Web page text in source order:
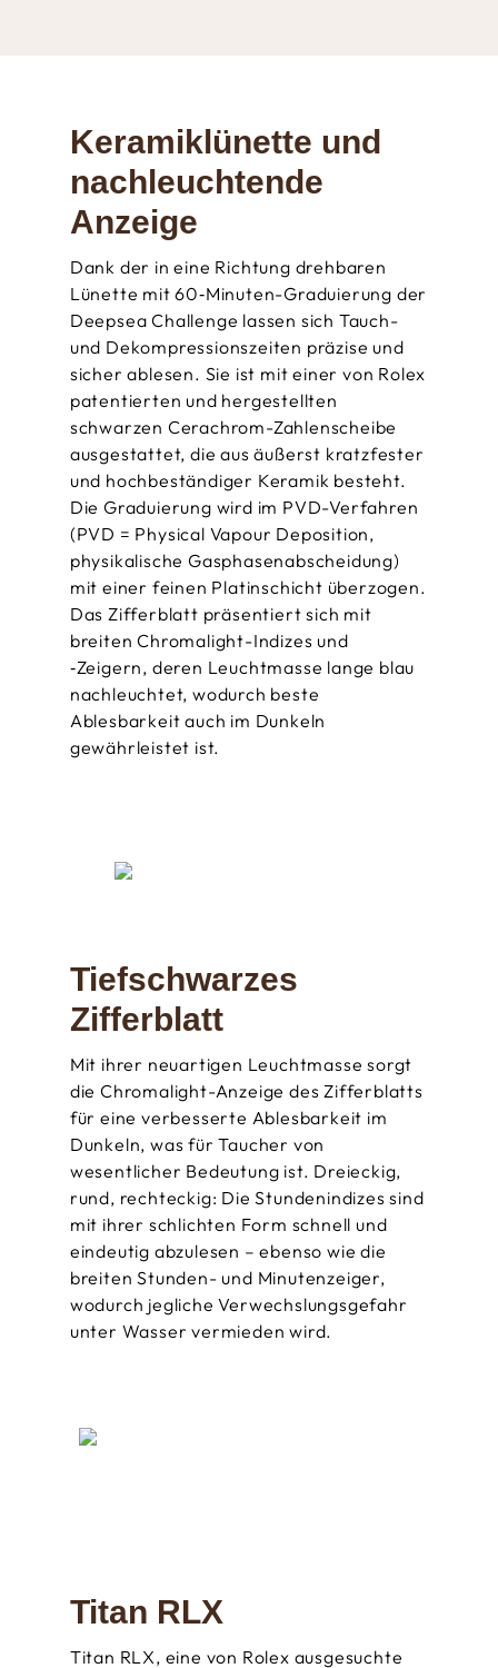
Keramiklünette und
nachleuchtende
Anzeige
Dank der in eine Richtung drehbaren
Lünette mit 60‑Minuten-Graduierung der
Deepsea Challenge lassen sich Tauch-
und Dekompressions­­zeiten präzise und
sicher ablesen. Sie ist mit einer von Rolex
patentierten und hergestellten
schwarzen Cerachrom-Zahlenscheibe
ausgestattet, die aus äußerst kratzfester
und hoch­beständiger Keramik besteht.
Die Graduierung wird im PVD-Verfahren
(PVD = Physical Vapour Deposition,
physikalische Gasphasenabscheidung)
mit einer feinen Platinschicht überzogen.
Das Zifferblatt präsentiert sich mit
breiten Chromalight-Indizes und
‑Zeigern, deren Leuchtmasse lange blau
nachleuchtet, wodurch beste
Ablesbarkeit auch im Dunkeln
gewährleistet ist.
Tiefschwarzes
Zifferblatt
Mit ihrer neuartigen Leuchtmasse sorgt
die Chromalight-Anzeige des Zifferblatts
für eine verbesserte Ablesbarkeit im
Dunkeln, was für Taucher von
wesentlicher Bedeutung ist. Dreieckig,
rund, rechteckig: Die Stundenindizes sind
mit ihrer schlichten Form schnell und
eindeutig abzulesen – ebenso wie die
breiten Stunden- und Minutenzeiger,
wodurch jegliche Verwechslungs­gefahr
unter Wasser vermieden wird.
Titan RLX
Titan RLX, eine von Rolex ausgesuchte